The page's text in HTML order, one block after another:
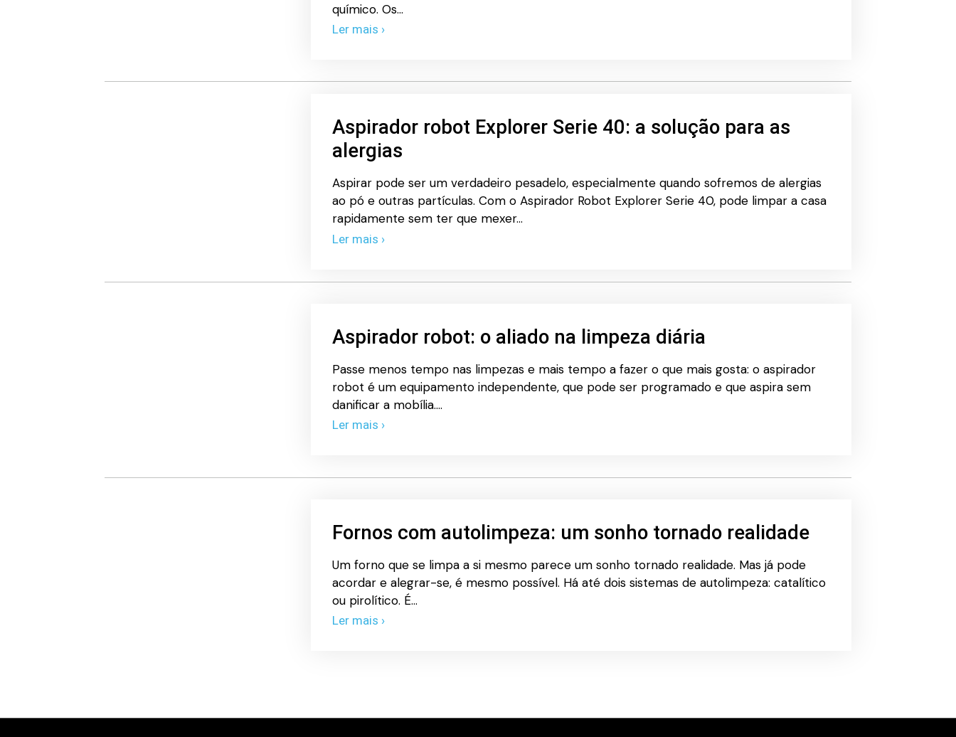
químico. Os…
Ler mais ›
Aspirador robot Explorer Serie 40: a solução para as
alergias
Aspirar pode ser um verdadeiro pesadelo, especialmente quando sofremos de alergias
ao pó e outras partículas. Com o Aspirador Robot Explorer Serie 40, pode limpar a casa
rapidamente sem ter que mexer…
Ler mais ›
Aspirador robot: o aliado na limpeza diária
Passe menos tempo nas limpezas e mais tempo a fazer o que mais gosta: o aspirador
robot é um equipamento independente, que pode ser programado e que aspira sem
danificar a mobília.…
Ler mais ›
Fornos com autolimpeza: um sonho tornado realidade
Um forno que se limpa a si mesmo parece um sonho tornado realidade. Mas já pode
acordar e alegrar-se, é mesmo possível. Há até dois sistemas de autolimpeza: catalítico
ou pirolítico. É…
Ler mais ›